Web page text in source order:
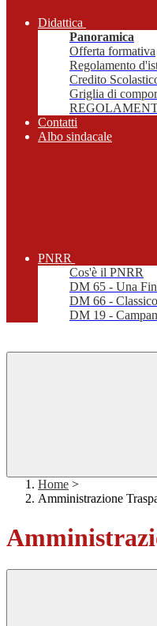
Didattica
Panoramica
Offerta formativa
Regolamento
Credito
Griglia di
Contatti
Albo sindacale
PNRR
Cos'è il PNRR
DM 65 - Una
DM 66 -
DM 19 -
Home >
Amministrazione